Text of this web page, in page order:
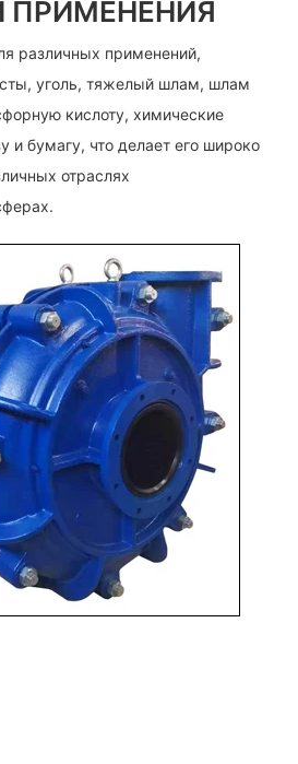
ПРИМЕНЕНИЯ
различных применений,
уголь, тяжелый шлам, шлам
кислоту, химические
и бумагу, что делает его широко
отраслях